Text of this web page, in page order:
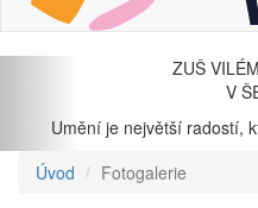
ZUŠ
V
Umění je největší radostí,
Úvod Fotogalerie